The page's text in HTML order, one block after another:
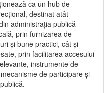
ca un hub de
destinat atât
administrația publică
prin furnizarea de
și bune practici, cât și
prin facilitarea accesului
instrumente de
de participare și